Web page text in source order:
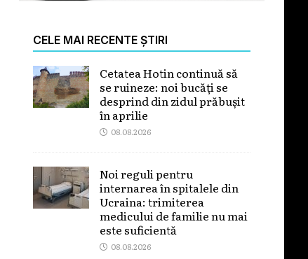
CELE MAI RECENTE ȘTIRI
Cetatea Hotin continuă să
se ruineze: noi bucăți se
desprind din zidul prăbușit
în aprilie
08.08.2026
Noi reguli pentru
internarea în spitalele din
Ucraina: trimiterea
medicului de familie nu mai
este suficientă
08.08.2026